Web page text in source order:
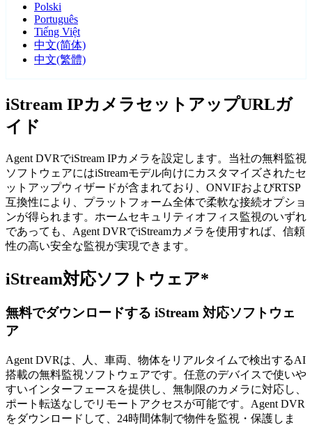
Polski
Português
Tiếng Việt
中文(简体)
中文(繁體)
iStream IPカメラセットアップURLガ
イド
Agent DVRでiStream IPカメラを設定します。当社の無料監視
ソフトウェアにはiStreamモデル向けにカスタマイズされたセ
ットアップウィザードが含まれており、ONVIFおよびRTSP
互換性により、プラットフォーム全体で柔軟な接続オプショ
ンが得られます。ホームセキュリティオフィス監視のいずれ
であっても、Agent DVRでiStreamカメラを使用すれば、信頼
性の高い安全な監視が実現できます。
iStream対応ソフトウェア*
無料でダウンロードする iStream 対応ソフトウェ
ア
Agent DVRは、人、車両、物体をリアルタイムで検出するAI
搭載の無料監視ソフトウェアです。任意のデバイスで使いや
すいインターフェースを提供し、無制限のカメラに対応し、
ポート転送なしでリモートアクセスが可能です。Agent DVR
をダウンロードして、24時間体制で物件を監視・保護しま